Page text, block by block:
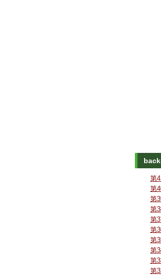
第
第
第
第
第
第
第
第
第
第